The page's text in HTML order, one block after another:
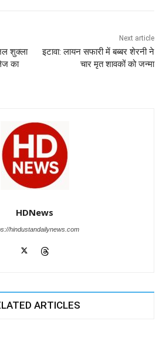
er
शुक्ला
का
Next article
इटावा: लायन सफारी में बब्बर शेरनी ने
चार मृत शावकों को जन्मा
HDNews
hindustandailynews.com
ARTICLES